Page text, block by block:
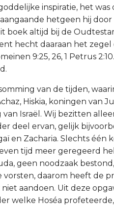
inspiratie, het
hetgeen hij door
boek altijd bij de
hecht daaraan het
9:25, 26, 1 Petrus
van de tijden,
Hiskia, koningen van
van Israël. Wij bezitten
deel ervan, gelijk
en Zacharia. Slechts één
tijd meer geregeerd
geen noodzaak
daarom heeft de
aandoen. Uit deze
welke Hoséa